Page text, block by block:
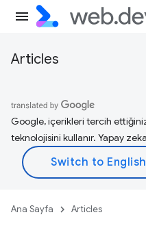
Articles
Google, içerikleri tercih
teknolojisini kullanır. Yapay
Ana Sayfa Articles